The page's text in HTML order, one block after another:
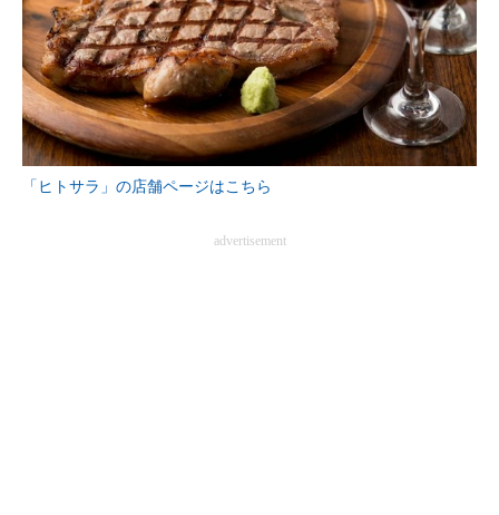
AI活用のいまが分かる
企業ITのトレンドを詳説
経営リーダーのコミュニティ
マーケ×ITの今がよく分かる
「ヒトサラ」の店舗ページはこちら
advertisement